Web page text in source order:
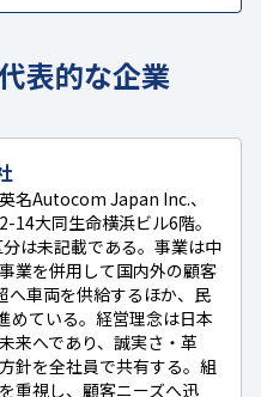
表的な企業
名Autocom Japan Inc.、
14大同生命横浜ビル6階。
は未記載である。事業は中
業を併用して国内外の顧客
へ車両を供給するほか、民
めている。経営理念は日本
来へであり、誠実さ・革
針を全社員で共有する。組
重視し、顧客ニーズへ迅